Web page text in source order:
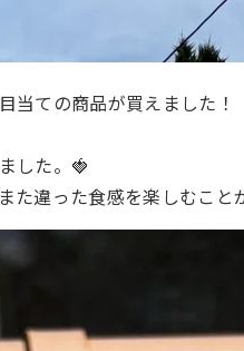
当ての商品が買えました！
した。🍓
違った食感を楽しむこと